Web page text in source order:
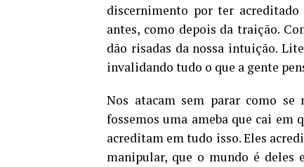
discernimento por ter
antes, como depois da traição.
dão risadas da nossa intuição.
invalidando tudo o que a gente
Nos atacam sem parar como se
fossemos uma ameba que cai em
acreditam em tudo isso. Eles
manipular, que o mundo é deles